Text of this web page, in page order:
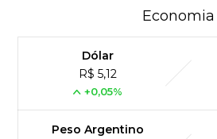
Economia
Dólar
R$ 5,12
+0,05%
Peso Argentino